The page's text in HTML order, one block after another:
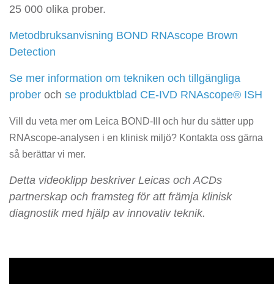
25 000 olika prober.
Metodbruksanvisning BOND RNAscope Brown
Detection
Se mer information om tekniken och tillgängliga
prober och se produktblad CE-IVD RNAscope® ISH
Vill du veta mer om Leica BOND-III och hur du sätter upp
RNAscope-analysen i en klinisk miljö? Kontakta oss gärna
så berättar vi mer.
Detta videoklipp beskriver Leicas och ACDs
partnerskap och framsteg för att främja klinisk
diagnostik med hjälp av innovativ teknik.